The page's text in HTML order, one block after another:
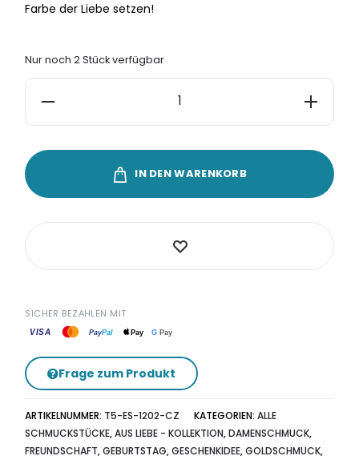
Farbe der Liebe setzen!
Nur noch 2 Stück verfügbar
„Herzschlag”
Rubin
Menge
IN DEN WARENKORB
SICHER BEZAHLEN MIT
VISA PayPal Pay G Pay
Frage zum Produkt
ARTIKELNUMMER: T5-ES-1202-CZ KATEGORIEN:ALLE
SCHMUCKSTÜCKE,AUS LIEBE - KOLLEKTION,DAMENSCHMUCK,
FREUNDSCHAFT,GEBURTSTAG,GESCHENKIDEE,GOLDSCHMUCK,